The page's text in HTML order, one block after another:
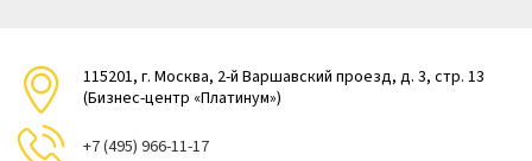
115201, г. Москва, 2-й Варшавский проезд, д. 3, стр. 13
(Бизнес-центр «Платинум»)
+7 (495) 966-11-17